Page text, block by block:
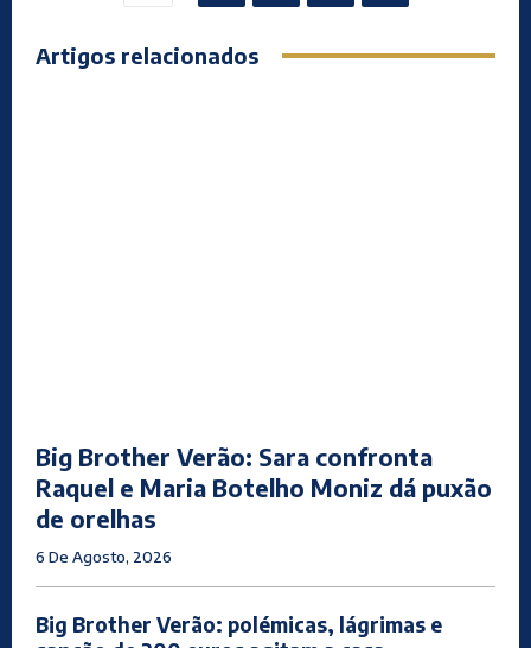
Artigos relacionados
Big Brother Verão: Sara confronta
Raquel e Maria Botelho Moniz dá puxão
de orelhas
6 De Agosto, 2026
Big Brother Verão: polémicas, lágrimas e